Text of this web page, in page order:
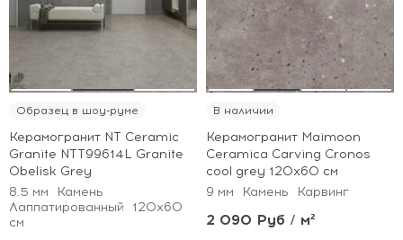
Образец в шоу-руме
Керамогранит NT Ceramic
Granite NTT99614L Granite
Obelisk Grey
8.5 мм
Камень
Лаппатированный
120x60
см
В наличии
Керамогранит Maimoon
Ceramica Carving Cronos
cool grey 120х60 см
9 мм
Камень Карвинг
2 090 Руб / м²